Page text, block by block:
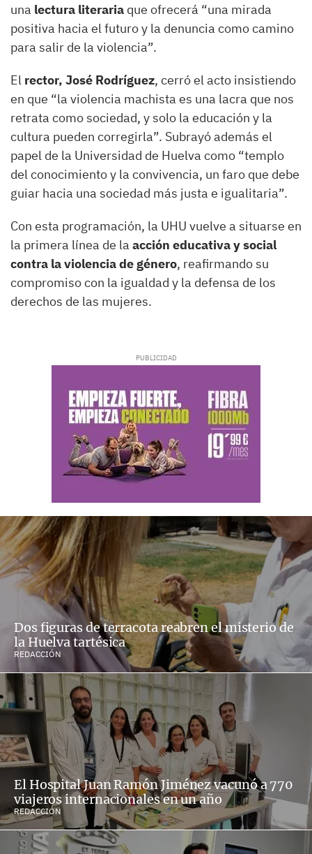
una lectura literaria que ofrecerá “una mirada
positiva hacia el futuro y la denuncia como camino
para salir de la violencia”.
El rector, José Rodríguez, cerró el acto insistiendo
en que “la violencia machista es una lacra que nos
retrata como sociedad, y solo la educación y la
cultura pueden corregirla”. Subrayó además el
papel de la Universidad de Huelva como “templo
del conocimiento y la convivencia, un faro que debe
guiar hacia una sociedad más justa e igualitaria”.
Con esta programación, la UHU vuelve a situarse en
la primera línea de la acción educativa y social
contra la violencia de género, reafirmando su
compromiso con la igualdad y la defensa de los
derechos de las mujeres.
Dos figuras de terracota reabren el misterio de
la Huelva tartésica
REDACCIÓN
El Hospital Juan Ramón Jiménez vacunó a 770
viajeros internacionales en un año
REDACCIÓN